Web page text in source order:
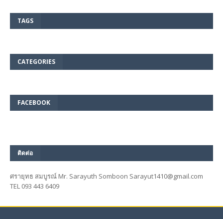
TAGS
CATEGORIES
FACEBOOK
ติดต่อ
ศรายุทธ สมบูรณ์ Mr. Sarayuth Somboon Sarayut1410@gmail.com
TEL 093 443 6409